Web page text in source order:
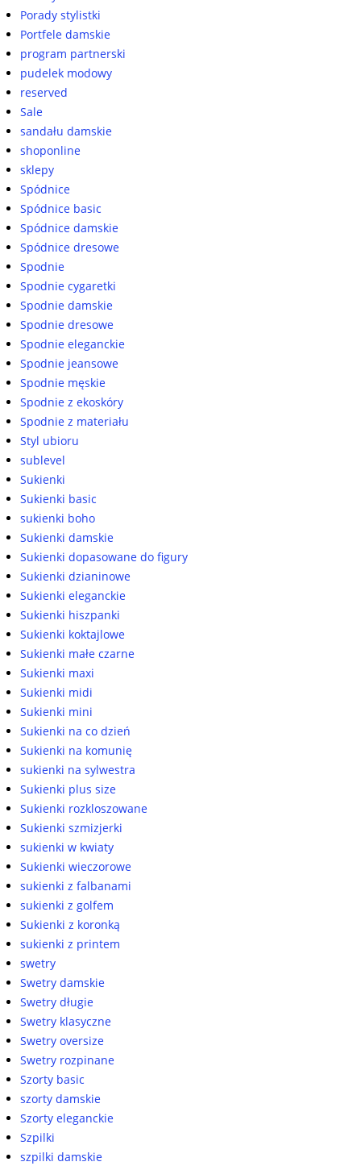
Porady stylistki
Portfele damskie
program partnerski
pudelek modowy
reserved
Sale
sandału damskie
shoponline
sklepy
Spódnice
Spódnice basic
Spódnice damskie
Spódnice dresowe
Spodnie
Spodnie cygaretki
Spodnie damskie
Spodnie dresowe
Spodnie eleganckie
Spodnie jeansowe
Spodnie męskie
Spodnie z ekoskóry
Spodnie z materiału
Styl ubioru
sublevel
Sukienki
Sukienki basic
sukienki boho
Sukienki damskie
Sukienki dopasowane do figury
Sukienki dzianinowe
Sukienki eleganckie
Sukienki hiszpanki
Sukienki koktajlowe
Sukienki małe czarne
Sukienki maxi
Sukienki midi
Sukienki mini
Sukienki na co dzień
Sukienki na komunię
sukienki na sylwestra
Sukienki plus size
Sukienki rozkloszowane
Sukienki szmizjerki
sukienki w kwiaty
Sukienki wieczorowe
sukienki z falbanami
sukienki z golfem
Sukienki z koronką
sukienki z printem
swetry
Swetry damskie
Swetry długie
Swetry klasyczne
Swetry oversize
Swetry rozpinane
Szorty basic
szorty damskie
Szorty eleganckie
Szpilki
szpilki damskie